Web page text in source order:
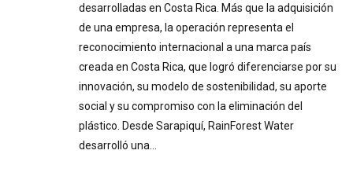
desarrolladas en Costa Rica. Más que la adquisición
de una empresa, la operación representa el
reconocimiento internacional a una marca país
creada en Costa Rica, que logró diferenciarse por su
innovación, su modelo de sostenibilidad, su aporte
social y su compromiso con la eliminación del
plástico. Desde Sarapiquí, RainForest Water
desarrolló una…